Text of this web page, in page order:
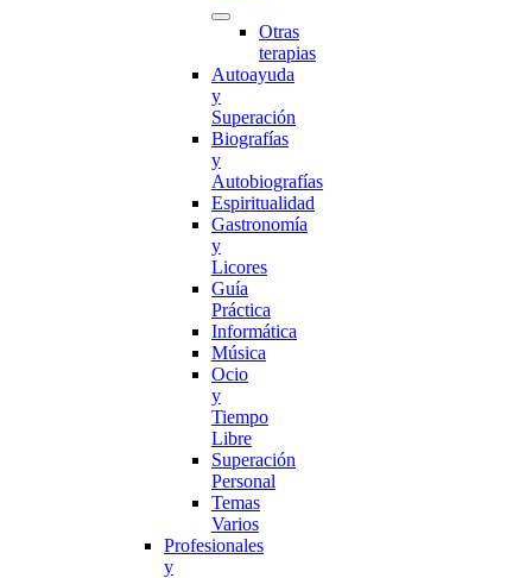
Otras
terapias
Autoayuda
y
Superación
Biografías
y
Autobiografías
Espiritualidad
Gastronomía
y
Licores
Guía
Práctica
Informática
Música
Ocio
y
Tiempo
Libre
Superación
Personal
Temas
Varios
Profesionales
y